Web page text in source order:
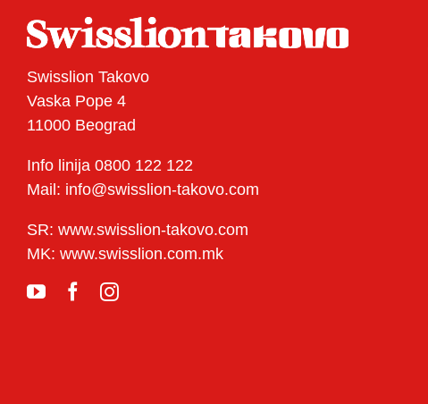
Swisslion Takovo
Vaska Pope 4
11000 Beograd
Info linija 0800 122 122
Mail: info@swisslion-takovo.com
SR: www.swisslion-takovo.com
MK: www.swisslion.com.mk